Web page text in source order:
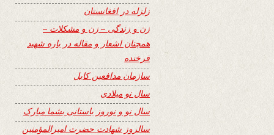
زلزله در افغانستان
زن و زندگی – زن و مشکلات –
همچنان اشعار و مقاله در باره شهید
فرخنده
سازمان مدافعین کابل
سال نو میلادی
سال نو و نوروز باستانی بشما مبارک
سالروز شهادت حضرت امیرالمؤمنین